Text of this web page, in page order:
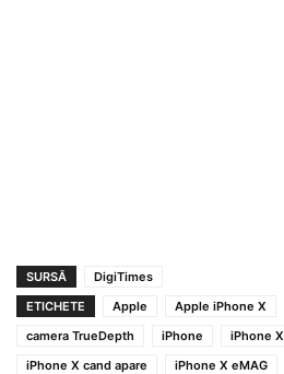
SURSĂ
DigiTimes
ETICHETE
Apple Apple iPhone X
camera TrueDepth
iPhone iPhone X
iPhone X cand apare
iPhone X eMAG